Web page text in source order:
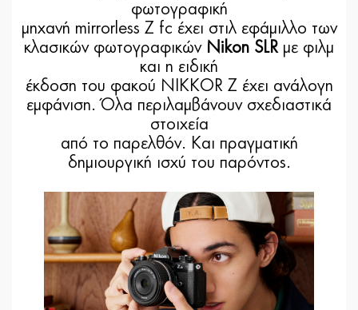
φωτογραφική
μηχανή mirrorless Z fc έχει στιλ εφάμιλλο των
κλασικών φωτογραφικών Nikon SLR με φιλμ
και η ειδική
έκδοση του φακού NIKKOR Z έχει ανάλογη
εμφάνιση. Όλα περιλαμβάνουν σχεδιαστικά
στοιχεία
από το παρελθόν. Και πραγματική
δημιουργική ισχύ του παρόντος.